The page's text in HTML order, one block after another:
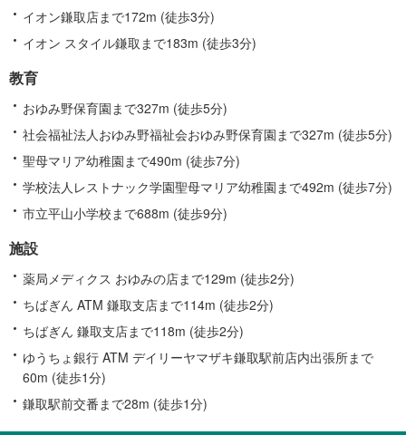
イオン鎌取店まで172m (徒歩3分)
イオン スタイル鎌取まで183m (徒歩3分)
教育
おゆみ野保育園まで327m (徒歩5分)
社会福祉法人おゆみ野福祉会おゆみ野保育園まで327m (徒歩5分)
聖母マリア幼稚園まで490m (徒歩7分)
学校法人レストナック学園聖母マリア幼稚園まで492m (徒歩7分)
市立平山小学校まで688m (徒歩9分)
施設
薬局メディクス おゆみの店まで129m (徒歩2分)
ちばぎん ATM 鎌取支店まで114m (徒歩2分)
ちばぎん 鎌取支店まで118m (徒歩2分)
ゆうちょ銀行 ATM デイリーヤマザキ鎌取駅前店内出張所まで
60m (徒歩1分)
鎌取駅前交番まで28m (徒歩1分)